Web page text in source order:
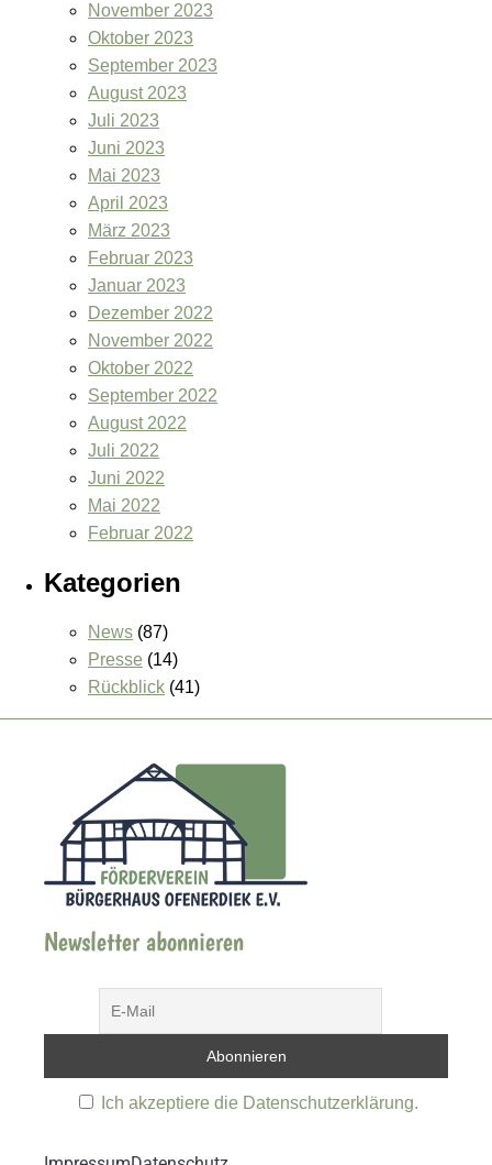
November 2023
Oktober 2023
September 2023
August 2023
Juli 2023
Juni 2023
Mai 2023
April 2023
März 2023
Februar 2023
Januar 2023
Dezember 2022
November 2022
Oktober 2022
September 2022
August 2022
Juli 2022
Juni 2022
Mai 2022
Februar 2022
Kategorien
News (87)
Presse (14)
Rückblick (41)
Newsletter abonnieren
Ich akzeptiere die Datenschutzerklärung.